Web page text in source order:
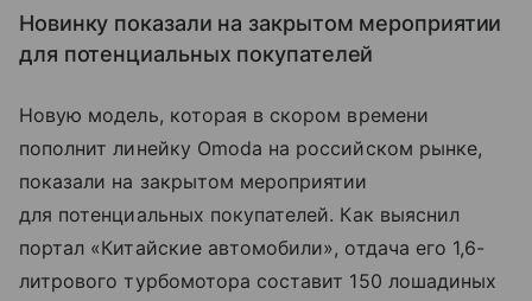
Новинку показали на закрытом мероприятии
для потенциальных покупателей
Новую модель, которая в скором времени
пополнит линейку Omoda на российском рынке,
показали на закрытом мероприятии
для потенциальных покупателей. Как выяснил
портал «Китайские автомобили», отдача его 1,6-
литрового турбомотора составит 150 лошадиных